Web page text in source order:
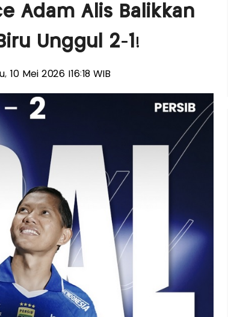
Adam Alis Balikkan
Unggul 2-1!
10 Mei 2026 |16:18 WIB